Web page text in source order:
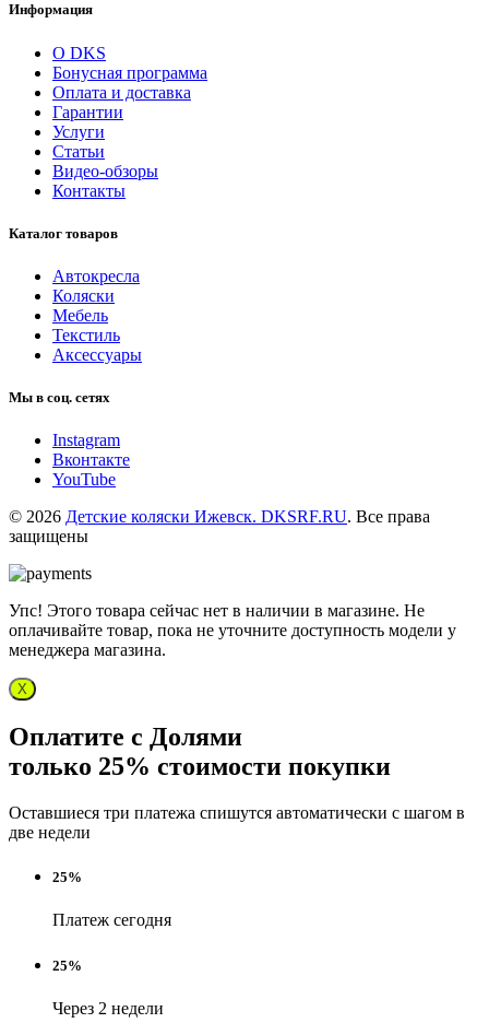
Информация
О DKS
Бонусная программа
Оплата и доставка
Гарантии
Услуги
Статьи
Видео-обзоры
Контакты
Каталог товаров
Автокресла
Коляски
Мебель
Текстиль
Аксессуары
Мы в соц. сетях
Instagram
Вконтакте
YouTube
© 2026 Детские коляски Ижевск. DKSRF.RU. Все права
защищены
Упс! Этого товара сейчас нет в наличии в магазине. Не
оплачивайте товар, пока не уточните доступность модели у
менеджера магазина.
X
Оплатите с Долями
только 25% стоимости покупки
Оставшиеся три платежа спишутся автоматически с шагом в
две недели
25%
Платеж сегодня
25%
Через 2 недели